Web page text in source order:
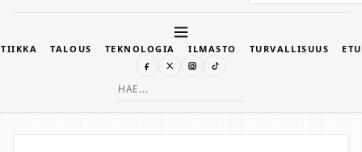
TALOUS TEKNOLOGIA ILMASTO TURVALLISUUS
Search